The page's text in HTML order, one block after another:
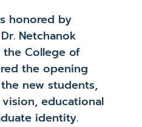
honored by
Netchanok
the College of
the opening
new students,
educational
identity.